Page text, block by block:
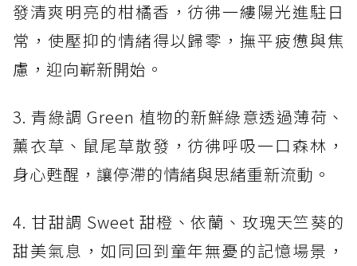
發清爽明亮的柑橘香，彷彿一縷陽光進駐日
常，使壓抑的情緒得以歸零，撫平疲憊與焦
慮，迎向嶄新開始。
3. 青綠調 Green 植物的新鮮綠意透過薄荷、
薰衣草、鼠尾草散發，彷彿呼吸一口森林，
身心甦醒，讓停滯的情緒與思緒重新流動。
4. 甘甜調 Sweet 甜橙、依蘭、玫瑰天竺葵的
甜美氣息，如同回到童年無憂的記憶場景，